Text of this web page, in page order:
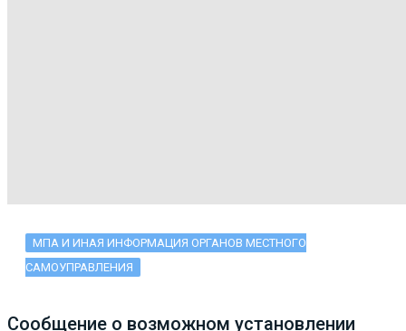
МПА И ИНАЯ ИНФОРМАЦИЯ ОРГАНОВ МЕСТНОГО
САМОУПРАВЛЕНИЯ
Сообщение о возможном установлении